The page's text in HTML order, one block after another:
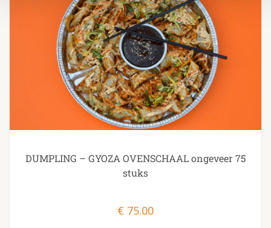
DUMPLING – GYOZA OVENSCHAAL ongeveer 75
stuks
€ 75.00